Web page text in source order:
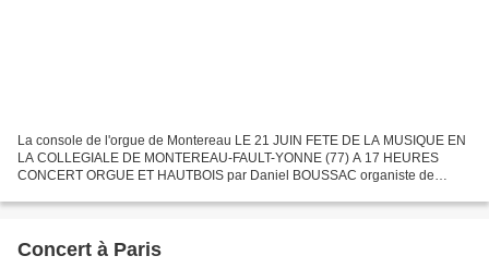
La console de l'orgue de Montereau LE 21 JUIN FETE DE LA MUSIQUE EN
LA COLLEGIALE DE MONTEREAU-FAULT-YONNE (77) A 17 HEURES
CONCERT ORGUE ET HAUTBOIS par Daniel BOUSSAC organiste de
Concert à Paris